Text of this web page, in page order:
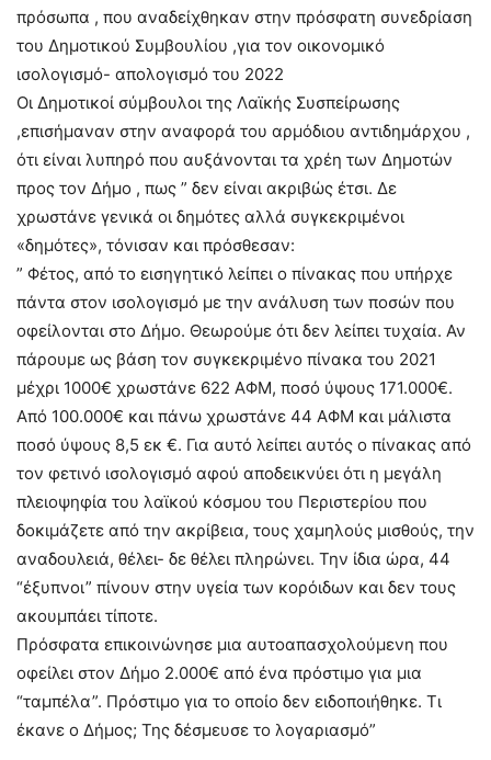
πρόσωπα , που αναδείχθηκαν στην πρόσφατη συνεδρίαση
του Δημοτικού Συμβουλίου ,για τον οικονομικό
ισολογισμό- απολογισμό του 2022
Οι Δημοτικοί σύμβουλοι της Λαϊκής Συσπείρωσης
,επισήμαναν στην αναφορά του αρμόδιου αντιδημάρχου ,
ότι είναι λυπηρό που αυξάνονται τα χρέη των Δημοτών
προς τον Δήμο , πως ” δεν είναι ακριβώς έτσι. Δε
χρωστάνε γενικά οι δημότες αλλά συγκεκριμένοι
«δημότες», τόνισαν και πρόσθεσαν:
” Φέτος, από το εισηγητικό λείπει ο πίνακας που υπήρχε
πάντα στον ισολογισμό με την ανάλυση των ποσών που
οφείλονται στο Δήμο. Θεωρούμε ότι δεν λείπει τυχαία. Αν
πάρουμε ως βάση τον συγκεκριμένο πίνακα του 2021
μέχρι 1000€ χρωστάνε 622 ΑΦΜ, ποσό ύψους 171.000€.
Από 100.000€ και πάνω χρωστάνε 44 ΑΦΜ και μάλιστα
ποσό ύψους 8,5 εκ €. Για αυτό λείπει αυτός ο πίνακας από
τον φετινό ισολογισμό αφού αποδεικνύει ότι η μεγάλη
πλειοψηφία του λαϊκού κόσμου του Περιστερίου που
δοκιμάζετε από την ακρίβεια, τους χαμηλούς μισθούς, την
αναδουλειά, θέλει- δε θέλει πληρώνει. Την ίδια ώρα, 44
“έξυπνοι” πίνουν στην υγεία των κορόιδων και δεν τους
ακουμπάει τίποτε.
Πρόσφατα επικοινώνησε μια αυτοαπασχολούμενη που
οφείλει στον Δήμο 2.000€ από ένα πρόστιμο για μια
“ταμπέλα”. Πρόστιμο για το οποίο δεν ειδοποιήθηκε. Τι
έκανε ο Δήμος; Της δέσμευσε το λογαριασμό”